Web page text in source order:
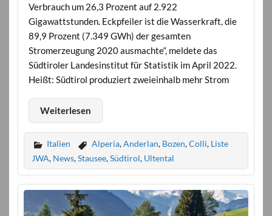
Verbrauch um 26,3 Prozent auf 2.922
Gigawattstunden. Eckpfeiler ist die Wasserkraft, die
89,9 Prozent (7.349 GWh) der gesamten
Stromerzeugung 2020 ausmachte“, meldete das
Südtiroler Landesinstitut für Statistik im April 2022.
Heißt: Südtirol produziert zweieinhalb mehr Strom
Weiterlesen
Italien Alperia,Anderlan, Bozen,Colli, Liste
JWA, News,Stausee,Südtirol, Ultental